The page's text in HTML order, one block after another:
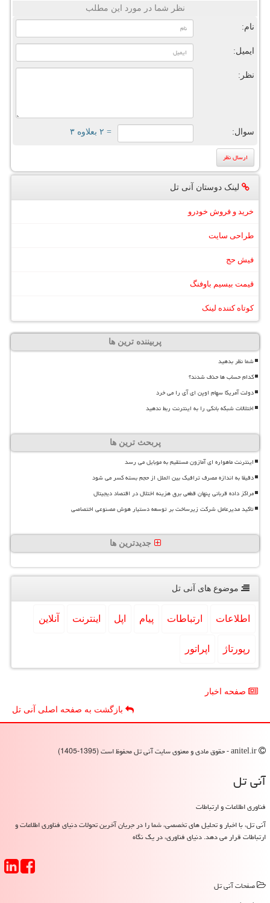
نظر شما در مورد این مطلب
نام:
ایمیل:
نظر:
سوال: = ۲ بعلاوه ۳
لینک دوستان آنی تل
خرید و فروش خودرو
طراحی سایت
فیش حج
قیمت بیسیم باوفنگ
کوتاه کننده لینک
پربیننده ترین ها
شما نظر بدهید
کدام حساب ها حذف شدند؟
دولت آمریکا سهام اوپن ای آی را می خرد
اختلالات شبکه بانکی را به اینترنت ربط ندهید
پربحث ترین ها
اینترنت ماهواره ای آمازون مستقیم به موبایل می رسد
دقیقا به اندازه مصرف ترافیک بین الملل از حجم بسته کسر می شود
مراکز داده قربانی پنهان قطعی برق هزینه اختلال در اقتصاد دیجیتال
تاکید مدیرعامل شرکت زیرساخت بر توسعه دستیار هوش مصنوعی اختصاصی
جدیدترین ها
موضوع های آنی تل
اطلاعات ارتباطات پیام اپل اینترنت آنلاین
رپورتاژ اپراتور
صفحه اخبار
بازگشت به صفحه اصلی آنی تل
آنی تل
فناوری اطلاعات و ارتباطات
آنی تل، با اخبار و تحلیل های تخصصی، شما را در جریان آخرین تحولات دنیای فناوری اطلاعات و
ارتباطات قرار می دهد. دنیای فناوری، در یک نگاه
صفحات آنی تل